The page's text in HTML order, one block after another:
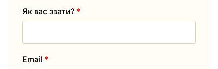
Як вас звати? *
Email *